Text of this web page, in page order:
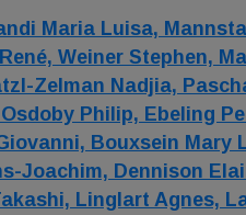
Maria Luisa,
Weiner Stephen,
Zelman Nadjia,
Osdoby Philip, Ebeling
Bouxsein Mary
Joachim, Dennison
Linglart Agnes,